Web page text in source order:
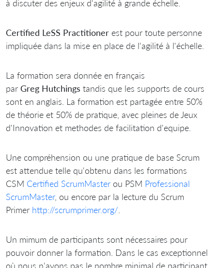
à discuter des enjeux d'agilité à grande échelle.
Certified LeSS Practitioner est pour toute personne
impliquée dans la mise en place de l'agilité à l'échelle.
La formation sera donnée en français
par Greg Hutchings tandis que les supports de cours
sont en anglais. La formation est partagée entre 50%
de théorie et 50% de pratique, avec pleines de Jeux
d'Innovation et methodes de facilitation d'equipe.
Une compréhension ou une pratique de base Scrum
est attendue telle qu'obtenu dans les formations
CSM Certified ScrumMaster ou PSM Professional
ScrumMaster, ou encore par la lecture du Scrum
Primer http://scrumprimer.org/
Un mimum de participants sont nécessaires pour
pouvoir donner la formation. Dans le cas exceptionnel
où nous n'avons pas le nombre minimal de participant,